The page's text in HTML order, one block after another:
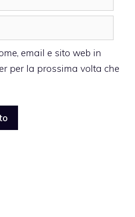
email e sito web in
per la prossima volta che